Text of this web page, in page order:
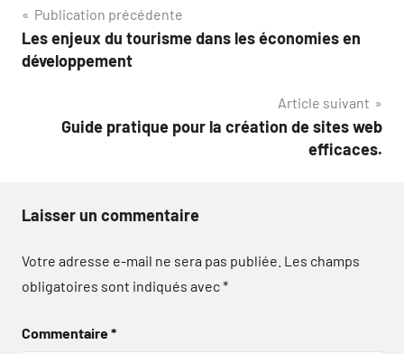
Navigation
de
Publication précédente
Les enjeux du tourisme dans les économies en
développement
Article suivant
Guide pratique pour la création de sites web
efficaces.
Laisser un commentaire
Votre adresse e-mail ne sera pas publiée. Les champs
obligatoires sont indiqués avec*
Commentaire*